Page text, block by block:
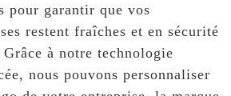
pour garantir que vos
restent fraîches et en sécurité
à notre technologie
nous pouvons personnaliser